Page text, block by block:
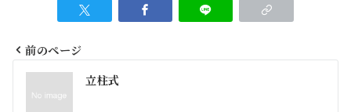
投
前のページ
立柱式